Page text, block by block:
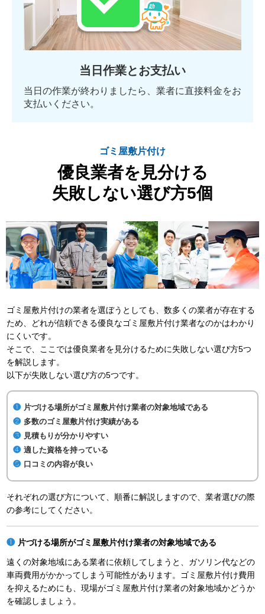
当日作業とお支払い
当日の作業が終わりましたら、業者に直接料金をお
支払いください。
ゴミ屋敷片付け
優良業者を見分ける
失敗しない選び方5個
ゴミ屋敷片付けの業者を選ぼうとしても、数多くの業者が存在する
ため、どれが信頼できる優良なゴミ屋敷片付け業者なのかはわかり
にくいです。
そこで、ここでは優良業者を見分けるために失敗しない選び方5つ
を解説します。
以下が失敗しない選び方の5つです。
片づける場所がゴミ屋敷片付け業者の対象地域である
多数のゴミ屋敷片付け実績がある
見積もりが分かりやすい
適した資格を持っている
口コミの内容が良い
それぞれの選び方について、順番に解説しますので、業者選びの際
の参考にしてください。
片づける場所がゴミ屋敷片付け業者の対象地域である
遠くの対象地域にある業者に依頼してしまうと、ガソリン代などの
車両費用がかかってしまう可能性があります。ゴミ屋敷片付け費用
を抑えるためにも、現場がゴミ屋敷片付け業者の対象地域かどうか
を確認しましょう。